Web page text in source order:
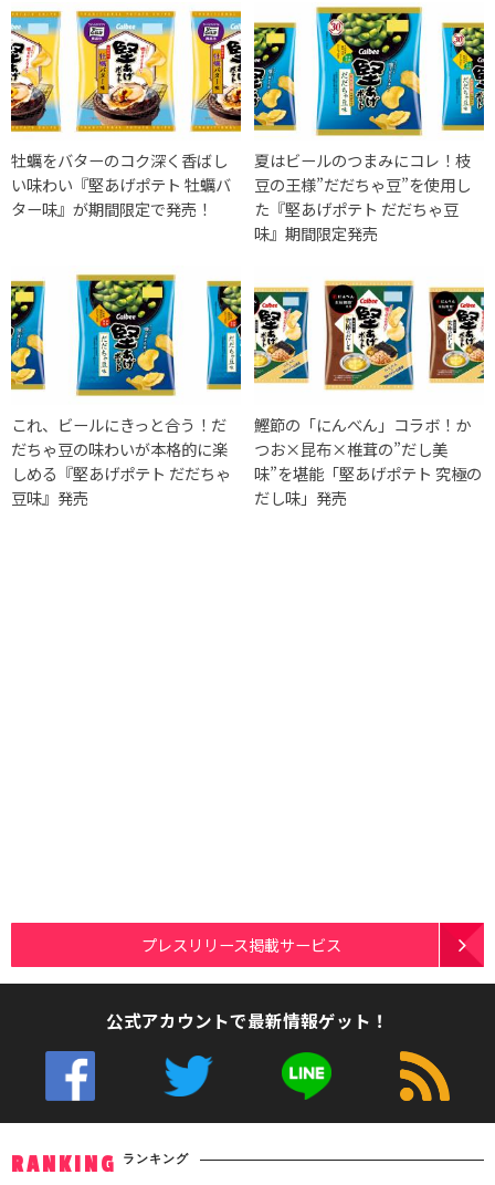
牡蠣をバターのコク深く香ばし
い味わい『堅あげポテト 牡蠣バ
ター味』が期間限定で発売！
夏はビールのつまみにコレ！枝
豆の王様”だだちゃ豆”を使用し
た『堅あげポテト だだちゃ豆
味』期間限定発売
これ、ビールにきっと合う！だ
だちゃ豆の味わいが本格的に楽
しめる『堅あげポテト だだちゃ
豆味』発売
鰹節の「にんべん」コラボ！か
つお×昆布×椎茸の”だし美
味”を堪能「堅あげポテト 究極の
だし味」発売
プレスリリース掲載サービス
公式アカウントで最新情報ゲット！
RANKING ランキング